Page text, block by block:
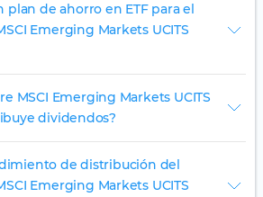
plan de ahorro en ETF para el
Emerging Markets UCITS
MSCI Emerging Markets UCITS
dividendos?
de distribución del
Emerging Markets UCITS